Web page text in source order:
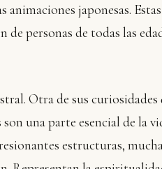
animaciones japonesas.
personas de todas las
Otra de sus
una parte esencial de la
estructuras,